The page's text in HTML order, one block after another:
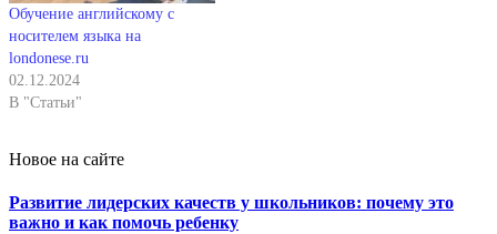
Обучение английскому с
носителем языка на
londonese.ru
02.12.2024
В "Статьи"
Новое на сайте
Развитие лидерских качеств у школьников: почему это
важно и как помочь ребенку